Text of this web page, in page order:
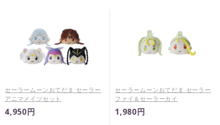
セーラームーンおてだま セーラー
アニマメイツセット
4,950円
セーラームーンおてだま セーラー
ファイ＆セーラーカイ
1,980円